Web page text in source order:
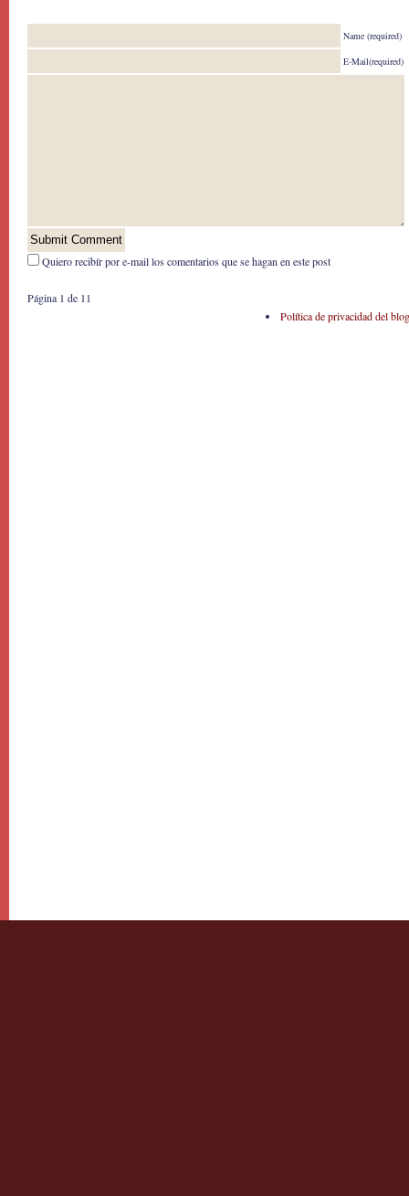
Name (required)
E-Mail(required)
Quiero recibír por e-mail los comentarios que se hagan en este post
Página 1 de 1 1
Política de privacidad del